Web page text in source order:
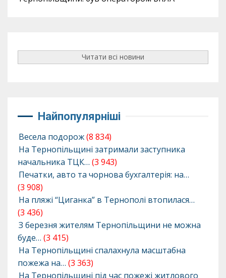
Читати всі новини
Найпопулярніші
Весела подорож(8 834)
На Тернопільщині затримали заступника
начальника ТЦК… (3 943)
Печатки, авто та чорнова бухгалтерія: на…
(3 908)
На пляжі “Циганка” в Тернополі втопилася…
(3 436)
З березня жителям Тернопільщини не можна
буде… (3 415)
На Тернопільщині спалахнула масштабна
пожежа на… (3 363)
На Тернопільщині під час пожежі житлового